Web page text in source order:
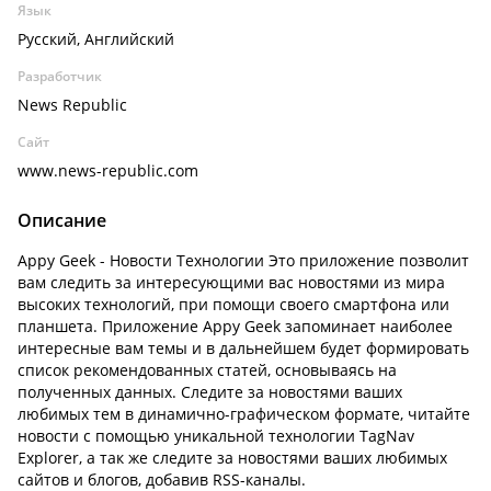
Язык
Русский, Английский
Разработчик
News Republic
Сайт
www.news-republic.com
Описание
Appy Geek - Новости Технологии Это приложение позволит
вам следить за интересующими вас новостями из мира
высоких технологий, при помощи своего смартфона или
планшета. Приложение Appy Geek запоминает наиболее
интересные вам темы и в дальнейшем будет формировать
список рекомендованных статей, основываясь на
полученных данных. Следите за новостями ваших
любимых тем в динамично-графическом формате, читайте
новости с помощью уникальной технологии TagNav
Explorer, а так же следите за новостями ваших любимых
сайтов и блогов, добавив RSS-каналы.